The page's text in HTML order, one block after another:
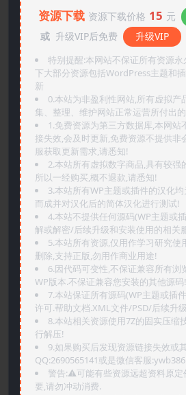
资源下载 资源下载价格 15 元
或 升级VIP后免费 升级VIP
特别提醒:本网站不保证所有资源
下大部分资源包括WordPress主题和
新
0.本站为非盈利性网站,所有虚拟产
集、整理、维护网站正常运营所付出
1.免费资源为第三方数据库,本网站
接失效,会及时更新,免费资源不提供非
服获取更新需求,请悉知!
2.本站所有虚拟数字商品,具有较强
所以一经购买,概不退款,请悉知!
3.本站所有WP主题或插件的汉化
而成并对汉化后的简体汉化进行测试!
4.本站不提供任何源码(WP主题或
解或解密/后续升级和安装使用的相关
5.本站所有资源,仅用作学习研究使
删除,支持正版,勿用作商业用途!
6.因代码可变性,不保证兼容所有浏
WP版本.不保证兼容您安装的其他源码!
7.本站保证所有源码(WP主题或插
许可.帮助文档.XML文件/PSD/后续升
8.本站相关资源使用7Z的固实压缩
行解压!
9.如果购买后发现资源链接失效或
QQ:2690565141或是微信客服:ywb386!
警告:⚠️可能有些资源远超资料原定
要,请勿冲动消费.